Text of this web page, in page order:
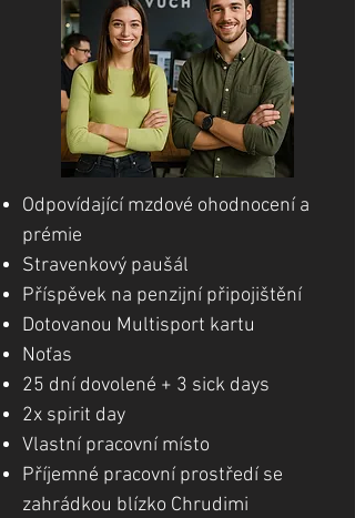
Odpovídající mzdové ohodnocení a
prémie
Stravenkový paušál
Příspěvek na penzijní připojištění
Dotovanou Multisport kartu
Noťas
25 dní dovolené + 3 sick days
2x spirit day
Vlastní pracovní místo
Příjemné pracovní prostředí se
zahrádkou blízko Chrudimi